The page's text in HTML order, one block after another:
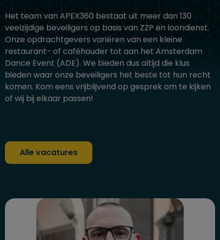
Het team van APEX360 bestaat uit meer dan 130
veelzijdige beveiligers op basis van ZZP en loondienst.
Onze opdrachtgevers variëren van een kleine
restaurant- of caféhouder tot aan het Amsterdam
Dance Event (ADE). We bieden dus altijd die klus
bieden waar onze beveiligers het beste tot hun recht
komen. Kom eens vrijblijvend op gesprek om te kijken
of wij bij elkaar passen!
Alle vacatures